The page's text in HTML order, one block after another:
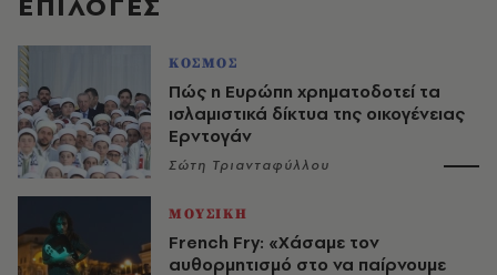
ΚΟΣΜΟΣ
Πώς η Ευρώπη χρηματοδοτεί τα
ισλαμιστικά δίκτυα της οικογένειας
Ερντογάν
Σώτη Τριανταφύλλου
ΜΟΥΣΙΚΗ
French Fry: «Χάσαμε τον
αυθορμητισμό στο να παίρνουμε